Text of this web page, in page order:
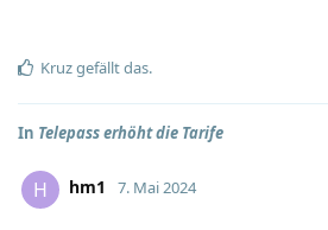
Kruzgefällt das.
In Telepass erhöht die Tarife
H hm1 7. Mai 2024